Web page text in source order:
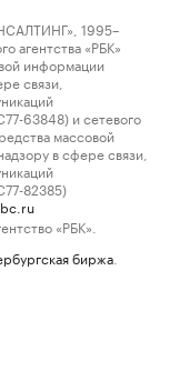
1995–
агентства «РБК»
информации
связи,
63848) и сетевого
массовой
в сфере связи,
82385)
«РБК».
биржа